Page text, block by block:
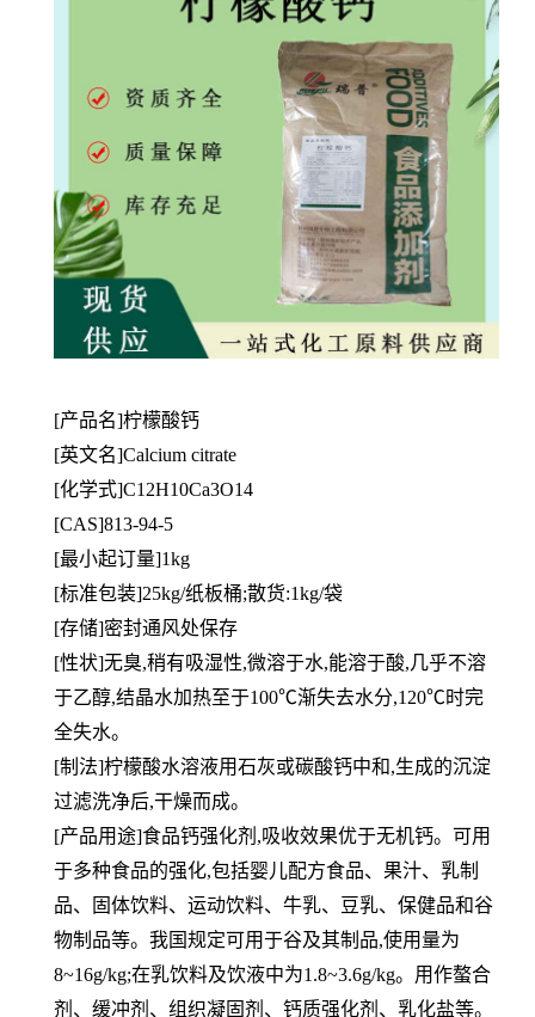
[产品名]柠檬酸钙
[英文名]Calcium citrate
[化学式]C12H10Ca3O14
[CAS]813-94-5
[最小起订量]1kg
[标准包装]25kg/纸板桶;散货:1kg/袋
[存储]密封通风处保存
[性状]无臭,稍有吸湿性,微溶于水,能溶于酸,几乎不溶
于乙醇,结晶水加热至于100℃渐失去水分,120℃时完
全失水。
[制法]柠檬酸水溶液用石灰或碳酸钙中和,生成的沉淀
过滤洗净后,干燥而成。
[产品用途]食品钙强化剂,吸收效果优于无机钙。可用
于多种食品的强化,包括婴儿配方食品、果汁、乳制
品、固体饮料、运动饮料、牛乳、豆乳、保健品和谷
物制品等。我国规定可用于谷及其制品,使用量为
8~16g/kg;在乳饮料及饮液中为1.8~3.6g/kg。用作螯合
剂、缓冲剂、组织凝固剂、钙质强化剂、乳化盐等。